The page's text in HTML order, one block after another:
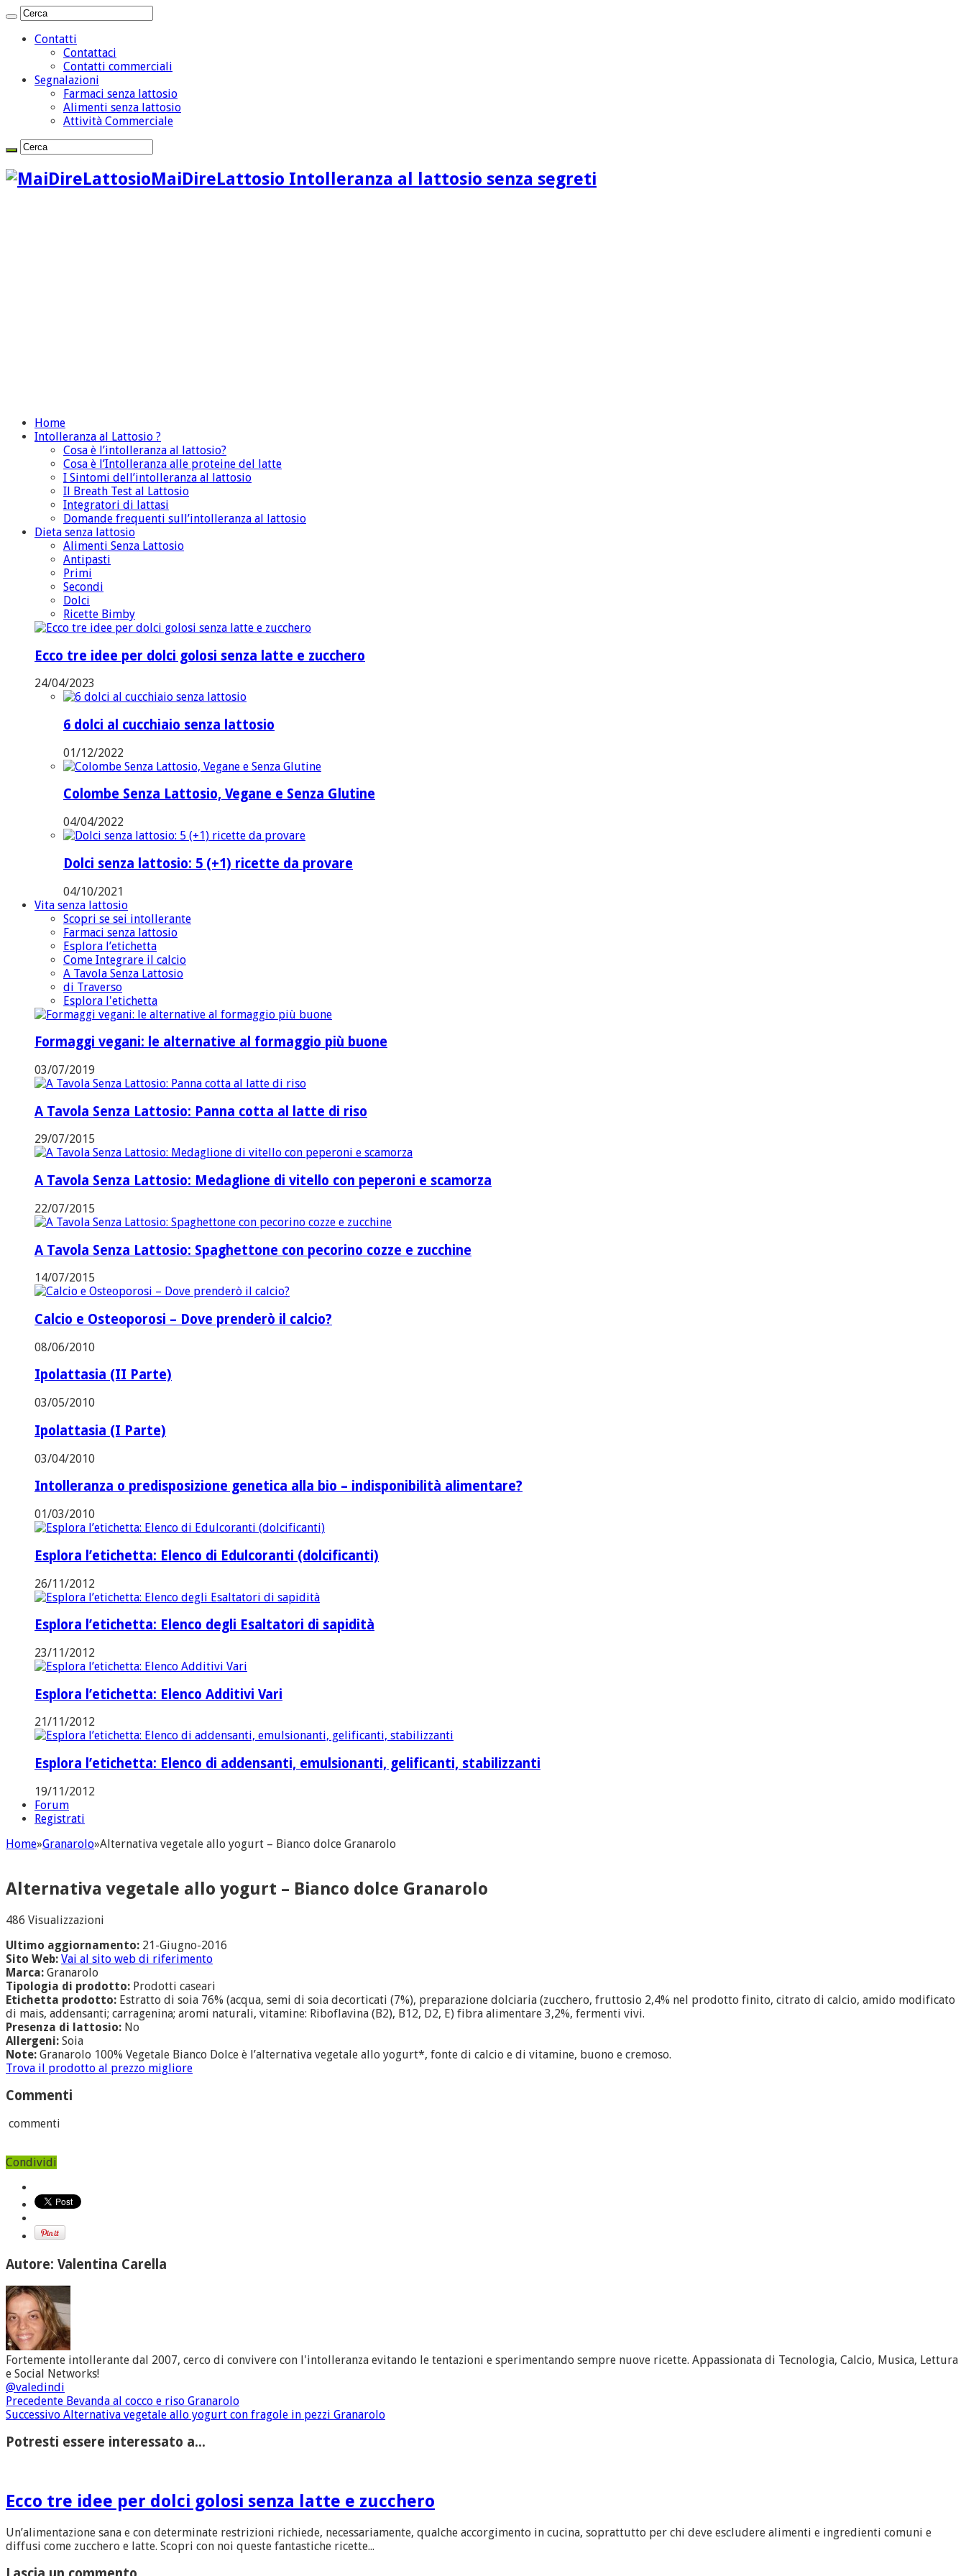
Contatti
Contattaci
Contatti commerciali
Segnalazioni
Farmaci senza lattosio
Alimenti senza lattosio
Attività Commerciale
MaiDireLattosio Intolleranza al lattosio senza segreti
Home
Intolleranza al Lattosio ?
Cosa è l’intolleranza al lattosio?
Cosa è l’Intolleranza alle proteine del latte
I Sintomi dell’intolleranza al lattosio
Il Breath Test al Lattosio
Integratori di lattasi
Domande frequenti sull’intolleranza al lattosio
Dieta senza lattosio
Alimenti Senza Lattosio
Antipasti
Primi
Secondi
Dolci
Ricette Bimby
Ecco tre idee per dolci golosi senza latte e zucchero
24/04/2023
6 dolci al cucchiaio senza lattosio
01/12/2022
Colombe Senza Lattosio, Vegane e Senza Glutine
04/04/2022
Dolci senza lattosio: 5 (+1) ricette da provare
04/10/2021
Vita senza lattosio
Scopri se sei intollerante
Farmaci senza lattosio
Esplora l’etichetta
Come Integrare il calcio
A Tavola Senza Lattosio
di Traverso
Esplora l'etichetta
Formaggi vegani: le alternative al formaggio più buone
03/07/2019
A Tavola Senza Lattosio: Panna cotta al latte di riso
29/07/2015
A Tavola Senza Lattosio: Medaglione di vitello con peperoni e scamorza
22/07/2015
A Tavola Senza Lattosio: Spaghettone con pecorino cozze e zucchine
14/07/2015
Calcio e Osteoporosi – Dove prenderò il calcio?
08/06/2010
Ipolattasia (II Parte)
03/05/2010
Ipolattasia (I Parte)
03/04/2010
Intolleranza o predisposizione genetica alla bio – indisponibilità alimentare?
01/03/2010
Esplora l’etichetta: Elenco di Edulcoranti (dolcificanti)
26/11/2012
Esplora l’etichetta: Elenco degli Esaltatori di sapidità
23/11/2012
Esplora l’etichetta: Elenco Additivi Vari
21/11/2012
Esplora l’etichetta: Elenco di addensanti, emulsionanti, gelificanti, stabilizzanti
19/11/2012
Forum
Registrati
Home»Granarolo»Alternativa vegetale allo yogurt – Bianco dolce Granarolo
Alternativa vegetale allo yogurt – Bianco dolce Granarolo
486 Visualizzazioni
Ultimo aggiornamento: 21-Giugno-2016
Sito Web: Vai al sito web di riferimento
Marca: Granarolo
Tipologia di prodotto: Prodotti caseari
Etichetta prodotto: Estratto di soia 76% (acqua, semi di soia decorticati (7%), preparazione dolciaria (zucchero, fruttosio 2,4% nel prodotto finito, citrato di calcio, amido modificato
di mais, addensanti; carragenina; aromi naturali, vitamine: Riboflavina (B2), B12, D2, E) fibra alimentare 3,2%, fermenti vivi.
Presenza di lattosio: No
Allergeni: Soia
Note: Granarolo 100% Vegetale Bianco Dolce è l’alternativa vegetale allo yogurt*, fonte di calcio e di vitamine, buono e cremoso.
Trova il prodotto al prezzo migliore
Commenti
commenti
Condividi
Autore: Valentina Carella
Fortemente intollerante dal 2007, cerco di convivere con l'intolleranza evitando le tentazioni e sperimentando sempre nuove ricette. Appassionata di Tecnologia, Calcio, Musica, Lettura
e Social Networks!
@valedindi
Precedente Bevanda al cocco e riso Granarolo
Successivo Alternativa vegetale allo yogurt con fragole in pezzi Granarolo
Potresti essere interessato a...
Ecco tre idee per dolci golosi senza latte e zucchero
Un’alimentazione sana e con determinate restrizioni richiede, necessariamente, qualche accorgimento in cucina, soprattutto per chi deve escludere alimenti e ingredienti comuni e
diffusi come zucchero e latte. Scopri con noi queste fantastiche ricette...